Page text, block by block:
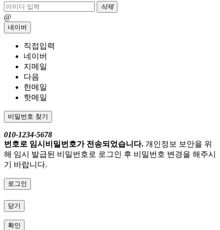
삭제
@
네이버
직접입력
네이버
지메일
다음
한메일
핫메일
비밀번호 찾기
010-1234-5678
번호로 임시비밀번호가 전송되었습니다. 개인정보 보안을 위
해 임시 발급된 비밀번호로 로그인 후 비밀번호 변경을 해주시
기 바랍니다.
로그인
닫기
확인